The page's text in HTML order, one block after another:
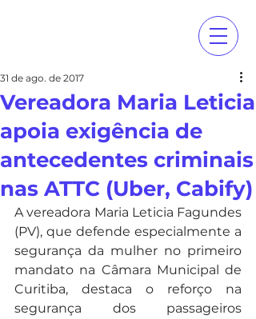
Vereadora Maria Leticia
apoia exigência de
antecedentes criminais
nas ATTC (Uber, Cabify)
31 de ago. de 2017
A vereadora Maria Leticia Fagundes
(PV), que defende especialmente a
segurança da mulher no primeiro
mandato na Câmara Municipal de
Curitiba, destaca o reforço na
segurança dos passageiros